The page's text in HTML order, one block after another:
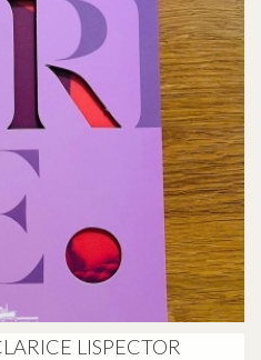
LISPECTOR